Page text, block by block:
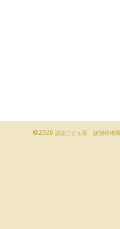
©2026 認定こども園 紋別幼稚園